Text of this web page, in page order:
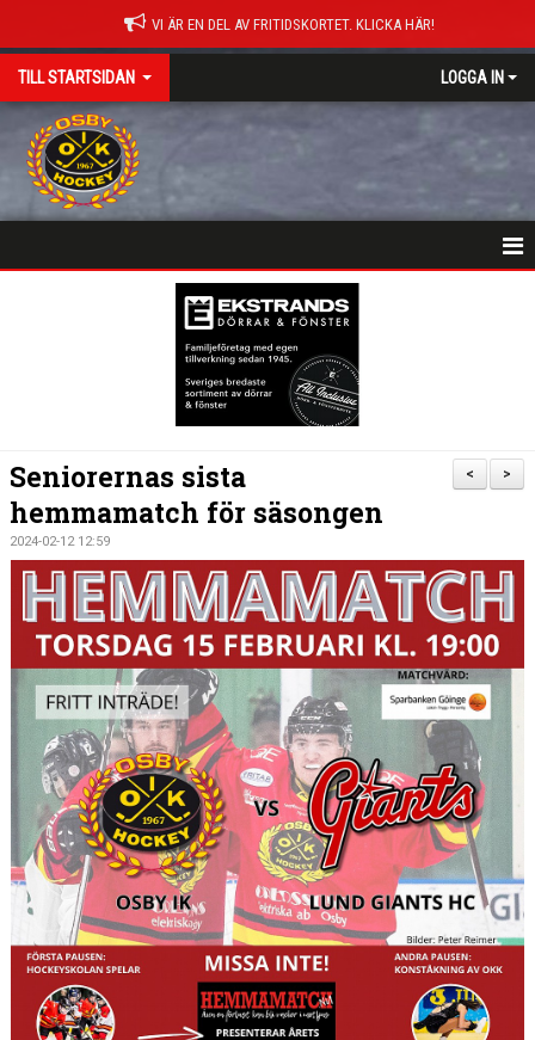
VI ÄR EN DEL AV FRITIDSKORTET. KLICKA HÄR!
TILL STARTSIDAN LOGGA IN
DOKUMENT
OSBY 50 ÅR URKLIPP
MEDLEMMAR
>
<
Seniorernas sista
hemmamatch för säsongen
2024-02-12 12:59